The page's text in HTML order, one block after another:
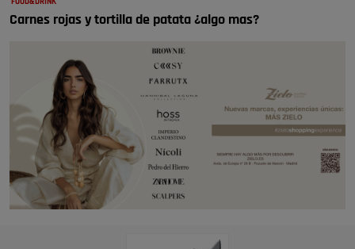
FOOD&DRINK
Carnes rojas y tortilla de patata ¿algo mas?